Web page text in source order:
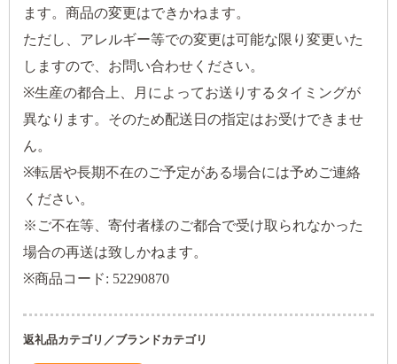
ます。商品の変更はできかねます。
ただし、アレルギー等での変更は可能な限り変更いた
しますので、お問い合わせください。
※生産の都合上、月によってお送りするタイミングが
異なります。そのため配送日の指定はお受けできませ
ん。
※転居や長期不在のご予定がある場合には予めご連絡
ください。
※ご不在等、寄付者様のご都合で受け取られなかった
場合の再送は致しかねます。
※商品コード: 52290870
返礼品カテゴリ／ブランドカテゴリ